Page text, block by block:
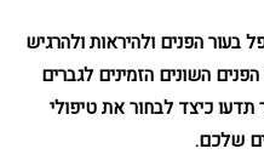
בעור הפנים ולהיראות ולהרגיש
השונים הזמינים לגברים
תדעו כיצד לבחור את טיפולי
שלכם.